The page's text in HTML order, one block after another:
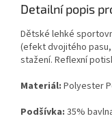
Detailní popis
Dětské lehké
(efekt dvojitého pasu,
stažení. Reflexní
Materiál: Polyester
Podšívka: 35%